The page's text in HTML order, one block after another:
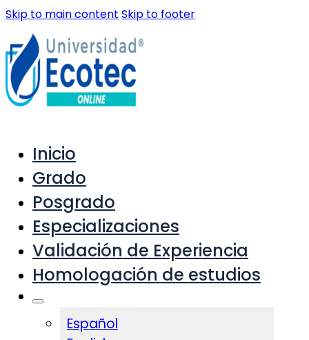
Skip to main content Skip to footer
Inicio
Grado
Posgrado
Especializaciones
Validación de Experiencia
Homologación de estudios
Español